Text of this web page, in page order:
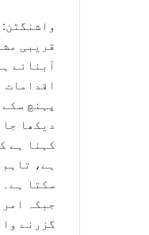
قریبی
آبنائے
پہنچ
دیکھا
کہنا ہے
ہے،
سکتا
جبکہ
گزرنے